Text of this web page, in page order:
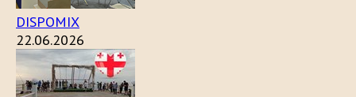
DISPOMIX
22.06.2026